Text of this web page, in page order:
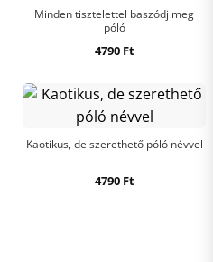
Minden tisztelettel baszódj meg
póló
4790 Ft
Kaotikus, de szerethető póló névvel
4790 Ft